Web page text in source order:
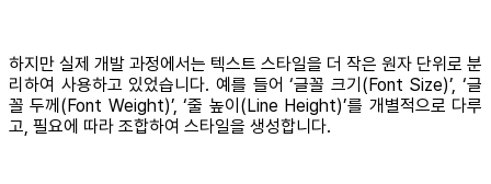
하지만 실제 개발 과정에서는 텍스트 스타일을 더 작은 원자 단위로 분
리하여 사용하고 있었습니다. 예를 들어 ‘글꼴 크기(Font Size)’, ‘글
꼴 두께(Font Weight)’, ‘줄 높이(Line Height)’를 개별적으로 다루
고, 필요에 따라 조합하여 스타일을 생성합니다.